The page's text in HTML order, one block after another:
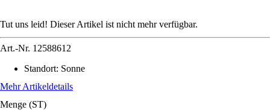
Tut uns leid! Dieser Artikel ist nicht mehr verfügbar.
Art.-Nr. 12588612
Standort: Sonne
Mehr Artikeldetails
Menge (ST)